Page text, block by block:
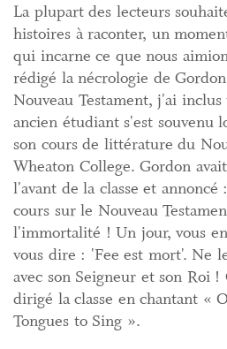
La plupart des lecteurs
histoires à raconter, un
qui incarne ce que nous
rédigé la nécrologie de
Nouveau Testament, j'ai
ancien étudiant s'est souvenu
son cours de littérature du
Wheaton College. Gordon
l'avant de la classe et
cours sur le Nouveau
l'immortalité ! Un jour, vous
vous dire : 'Fee est mort'. Ne
avec son Seigneur et son Roi
dirigé la classe en chantant «
Tongues to Sing ».